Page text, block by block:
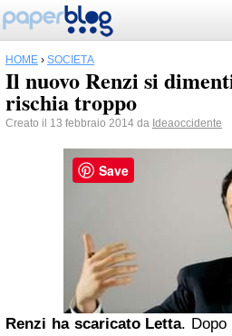
HOME › SOCIETÀ
Il nuovo Renzi si
rischia troppo
Creato il 13 febbraio 2014 da Ideaoccidente
Renzi ha scaricato Letta. Dopo
Save